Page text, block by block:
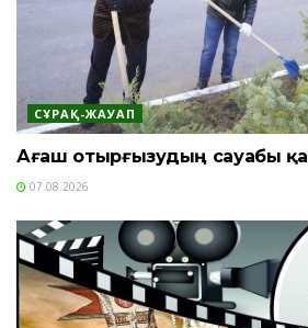
СҰРАҚ-ЖАУАП
Ағаш отырғызудың сауабы
07.08.2026